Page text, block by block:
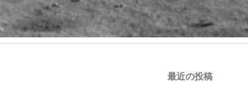
最近の投稿